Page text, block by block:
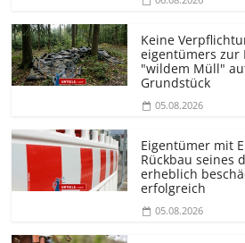
Keine
eigentümers zur
"wildem Müll"
Grundstück
05.08.2026
Eigentümer mit
Rückbau seines
erheblich
erfolgreich
05.08.2026